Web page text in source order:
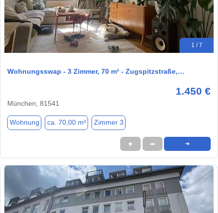
1 / 7
Wohnungsswap - 3 Zimmer, 70 m² - Zugspitzstraße,…
1.450 €
München, 81541
Wohnung ca. 70,00 m² Zimmer 3
★ ➦ ➜